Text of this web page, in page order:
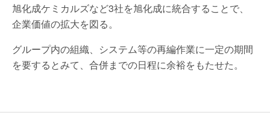
旭化成ケミカルズなど3社を旭化成に統合することで、
企業価値の拡大を図る。
グループ内の組織、システム等の再編作業に一定の期間
を要するとみて、合併までの日程に余裕をもたせた。